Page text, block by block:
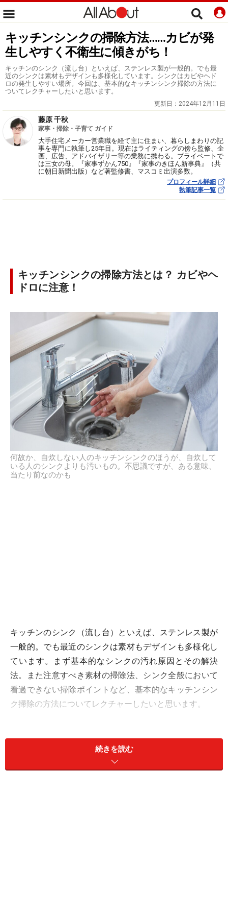
キッチンシンクの掃除方法……カビが発
生しやすく不衛生に傾きがち！
キッチンのシンク（流し台）といえば、ステンレス製が一般的。でも最
近のシンクは素材もデザインも多様化しています。シンクはカビやヘド
ロの発生しやすい場所。今回は、基本的なキッチンシンク掃除の方法に
ついてレクチャーしたいと思います。
更新日： 2024年12月11日
藤原 千秋
家事・掃除・子育て ガイド
大手住宅メーカー営業職を経て主に住まい、暮らしまわりの記
事を専門に執筆し25年目。現在はライティングの傍ら監修、企
画、広告、アドバイザリー等の業務に携わる。プライベートで
は三女の母。『家事ずかん750』『家事のきほん新事典』（共
に朝日新聞出版）など著監修書、マスコミ出演多数。
プロフィール詳細
執筆記事一覧
キッチンシンクの掃除方法とは？ カビやヘ
ドロに注意！
何故か、自炊しない人のキッチンシンクのほうが、自炊して
いる人のシンクよりも汚いもの。不思議ですが、ある意味、
当たり前なのかも
キッチンのシンク（流し台）といえば、ステンレス製が
一般的。でも最近のシンクは素材もデザインも多様化し
ています。まず基本的なシンクの汚れ原因とその解決
法。また注意すべき素材の掃除法、シンク全般において
看過できない掃除ポイントなど、基本的なキッチンシン
ク掃除の方法についてレクチャーしたいと思います。
続きを読む